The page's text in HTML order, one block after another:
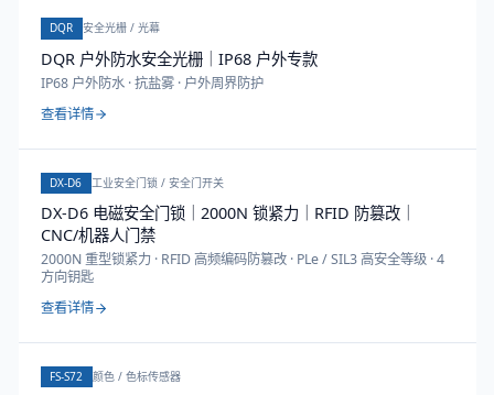
DQR 安全光栅 / 光幕
DQR 户外防水安全光栅｜IP68 户外专款
IP68 户外防水 · 抗盐雾 · 户外周界防护
查看详情
DX-D6 工业安全门锁 / 安全门开关
DX-D6 电磁安全门锁｜2000N 锁紧力｜RFID 防篡改｜
CNC/机器人门禁
2000N 重型锁紧力 · RFID 高频编码防篡改 · PLe / SIL3 高安全等级 · 4
方向钥匙
查看详情
FS-S72 颜色 / 色标传感器